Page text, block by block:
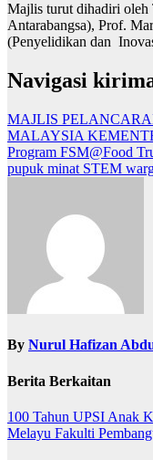
Majlis turut dihadiri oleh
Antarabangsa), Prof.
(Penyelidikan dan
Navigasi
MAJLIS
MALAYSIA
Program FSM@Food
pupuk minat STEM
By Nurul Hafizan
Berita Berkaitan
100 Tahun UPSI Anak
Melayu Fakulti